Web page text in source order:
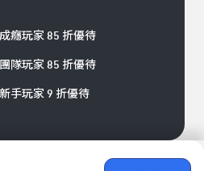
癮玩家 85 折優待
隊玩家 85 折優待
手玩家 9 折優待